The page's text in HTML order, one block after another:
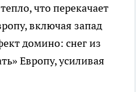
что перекачает
включая запад
домино: снег из
Европу, усиливая